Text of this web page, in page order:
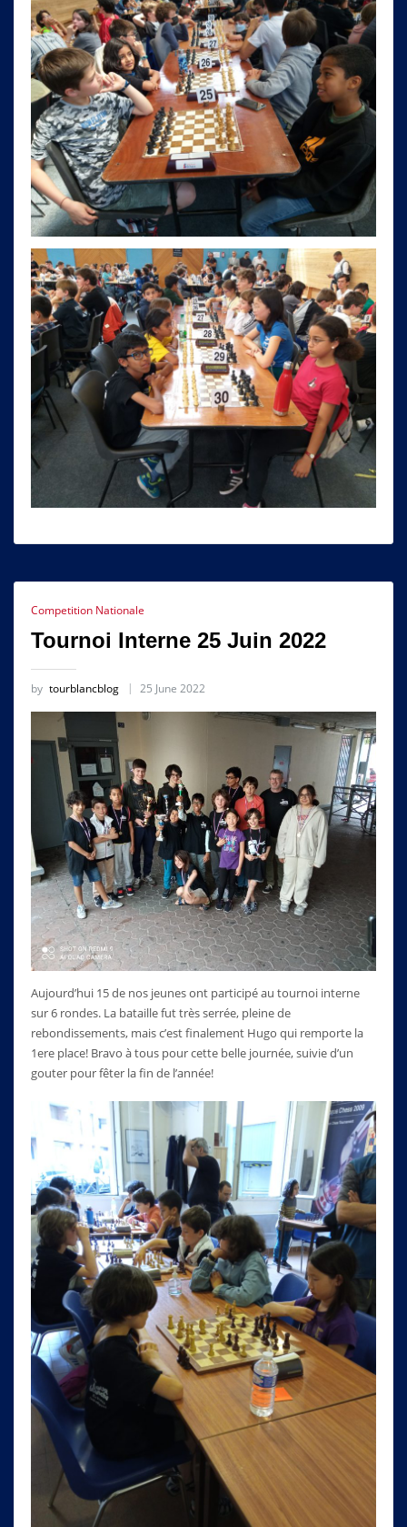
Competition Nationale
Tournoi Interne 25 Juin 2022
by tourblancblog 25 June 2022
Aujourd’hui 15 de nos jeunes ont participé au tournoi interne
sur 6 rondes. La bataille fut très serrée, pleine de
rebondissements, mais c’est finalement Hugo qui remporte la
1ere place! Bravo à tous pour cette belle journée, suivie d’un
gouter pour fêter la fin de l’année!